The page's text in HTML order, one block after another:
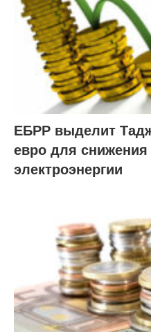
ЕБРР выделит
евро для снижения
электроэнергии